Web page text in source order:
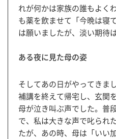
れが何かは家族の誰もよく
も薬を飲ませて「今晩は寝
は願いましたが、淡い期待
ある夜に見た母の姿
そしてあの日がやってきま
補講を終えて帰宅し、玄関
母が泣き叫ぶ声でした。普
で、私は大きな声で叱られ
たが、あの時、母は「いい